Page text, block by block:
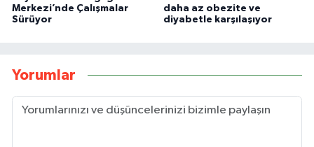
Merkezi’nde Çalışmalar
Sürüyor
daha az obezite ve
diyabetle karşılaşıyor
Yorumlar